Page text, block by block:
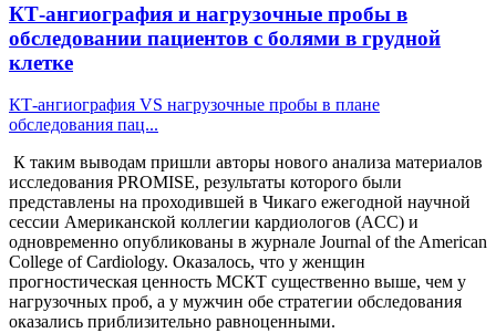
КТ-ангиография и нагрузочные пробы в
обследовании пациентов с болями в грудной
клетке
КТ-ангиография VS нагрузочные пробы в плане
обследования пац...
К таким выводам пришли авторы нового анализа материалов
исследования PROMISE, результаты которого были
представлены на проходившей в Чикаго ежегодной научной
сессии Американской коллегии кардиологов (ACC) и
одновременно опубликованы в журнале Journal of the American
College of Cardiology. Оказалось, что у женщин
прогностическая ценность МСКТ существенно выше, чем у
нагрузочных проб, а у мужчин обе стратегии обследования
оказались приблизительно равноценными.